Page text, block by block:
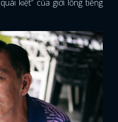
kiệt” của giới lồng tiếng